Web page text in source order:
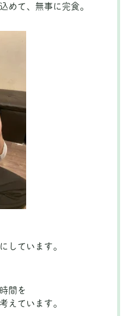
めて、無事に完食。
しています。
間を
えています。